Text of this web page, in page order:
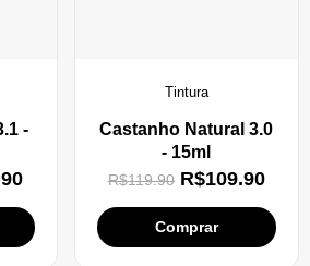
-
Tintura
Castanho Natural 3.0
- 15ml
R$119.90 R$109.90
Comprar